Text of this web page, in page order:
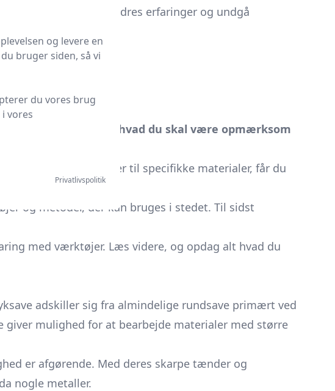
. Lær af andres erfaringer og undgå
vil vi diskutere
hvad du skal være opmærksom
Fra kreative projekter til specifikke materialer, får du
og metoder, der kan bruges i stedet. Til sidst
med værktøjer. Læs videre, og opdag alt hvad du
adskiller sig fra almindelige rundsave primært ved
mulighed for at bearbejde materialer med større
er afgørende. Med deres skarpe tænder og
nogle metaller.
og levere en
bruger siden, så vi
du vores brug
vores
Privatlivspolitik